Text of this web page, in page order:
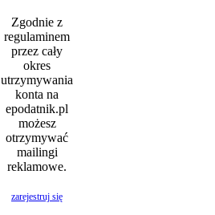
Zgodnie z
regulaminem
przez cały
okres
utrzymywania
konta na
epodatnik.pl
możesz
otrzymywać
mailingi
reklamowe.
zarejestruj się